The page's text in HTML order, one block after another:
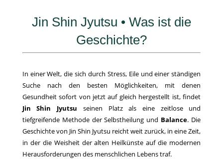
Jin Shin Jyutsu • Was ist die
Geschichte?
In einer Welt, die sich durch Stress, Eile und einer ständigen
Suche nach den besten Möglichkeiten, mit denen
Gesundheit sofort von jetzt auf gleich hergestellt ist, findet
Jin Shin Jyutsu seinen Platz als eine zeitlose und
tiefgreifende Methode der Selbstheilung und Balance. Die
Geschichte von Jin Shin Jyutsu reicht weit zurück, in eine Zeit,
in der die Weisheit der alten Heilkünste auf die modernen
Herausforderungen des menschlichen Lebens traf.